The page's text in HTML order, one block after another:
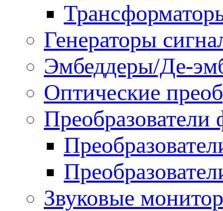
Генераторы
Эмбеддеры/Де-
Оптические
Преобразователи
Звуковые